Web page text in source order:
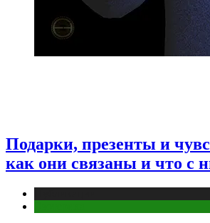
Подарки, презенты и
как они связаны и что с